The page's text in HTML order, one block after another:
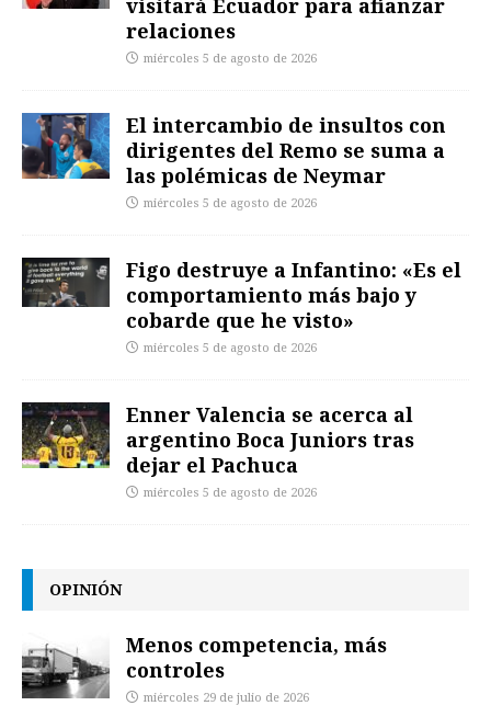
relaciones
miércoles 5 de agosto de 2026
El intercambio de insultos con
dirigentes del Remo se suma a
las polémicas de Neymar
miércoles 5 de agosto de 2026
Figo destruye a Infantino: «Es el
comportamiento más bajo y
cobarde que he visto»
miércoles 5 de agosto de 2026
Enner Valencia se acerca al
argentino Boca Juniors tras
dejar el Pachuca
miércoles 5 de agosto de 2026
OPINIÓN
Menos competencia, más
controles
miércoles 29 de julio de 2026